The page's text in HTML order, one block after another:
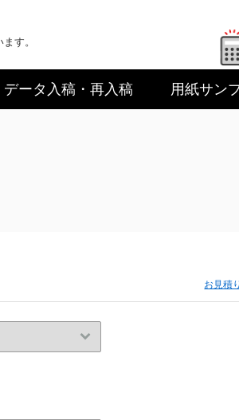
す。
データ入稿 ・再入稿 用紙サン
お見積